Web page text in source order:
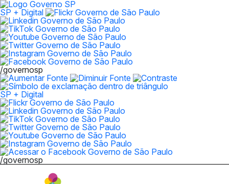
SP + Digital
/governosp
SP + Digital
/governosp